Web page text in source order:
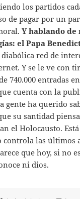
los partidos
de pagar por un
Y hablando
el Papa
diabólica red de
Y se le ve con
740.000 entradas
cuenta con la
gente ha querido
su santidad
el Holocausto.
controla las últimos
que hoy, si no
ni dios.